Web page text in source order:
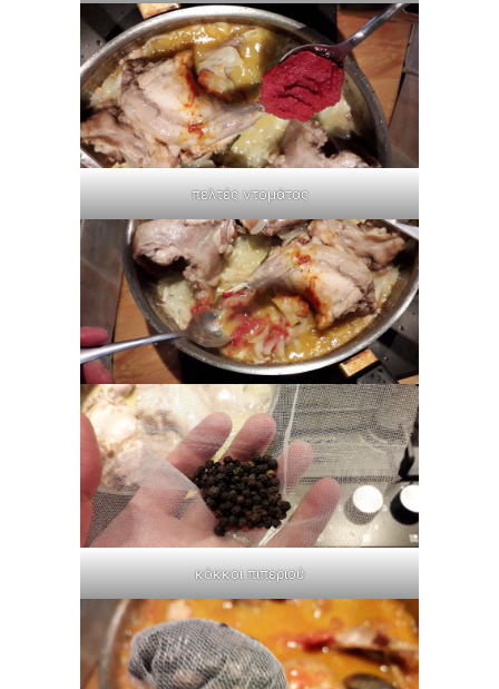
πελτές ντομάτας
κόκκοι πιπεριού